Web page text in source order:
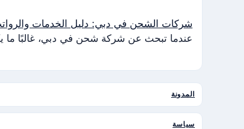
شركات الشحن في دبي: دليل الخدمات
عندما تبحث عن شركة شحن في دبي، غالبًا ما
المدونة
سياسة